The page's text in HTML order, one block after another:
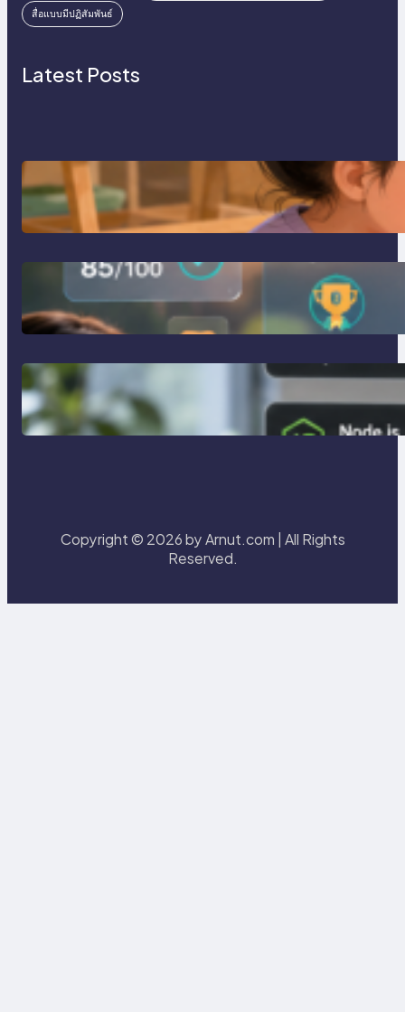
สื่อแบบมีปฏิสัมพันธ์
Latest Posts
การสอนเขียนโปรแกรม (Coding)
สำหรับเด็กเล็ก
การสร้างระบบ Online Learning ด้วย
Moodle LMS
การจำลอง Server ทดสอบแล็ปด้วย
Laragon
Copyright © 2026 by Arnut.com | All Rights
Reserved.